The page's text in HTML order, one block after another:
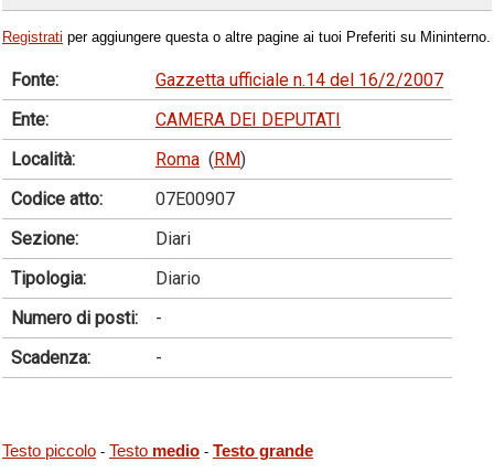
Registrati per aggiungere questa o altre pagine ai tuoi Preferiti su Mininterno.
Fonte:
Gazzetta ufficiale n.14 del 16/2/2007
Ente:
CAMERA DEI DEPUTATI
Località:
Roma (RM)
Codice atto:
07E00907
Sezione:
Diari
Tipologia:
Diario
Numero di posti:
-
Scadenza:
-
Testo piccolo - Testo medio - Testo grande